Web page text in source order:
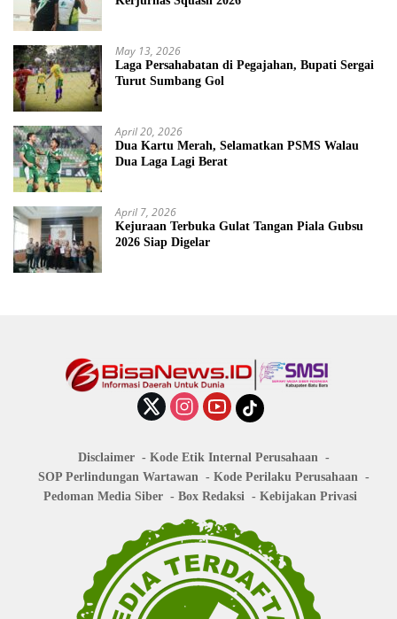
May 13, 2026
Laga Persahabatan di Pegajahan, Bupati Sergai
Turut Sumbang Gol
April 20, 2026
Dua Kartu Merah, Selamatkan PSMS Walau
Dua Laga Lagi Berat
April 7, 2026
Kejuraan Terbuka Gulat Tangan Piala Gubsu
2026 Siap Digelar
Disclaimer
Kode Etik Internal Perusahaan
SOP Perlindungan Wartawan
Kode Perilaku Perusahaan
Pedoman Media Siber
Box Redaksi Kebijakan Privasi